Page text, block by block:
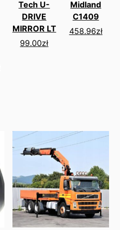
Tech U-
DRIVE
MIRROR LT
99.00zł
Midland
C1409
458.96zł